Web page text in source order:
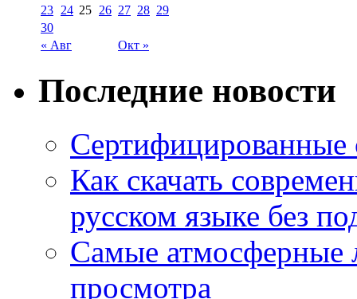
« Авг Окт »
23 24 25 26 27 28 29
30
Последние новости
Как скачать
русском языке без
Самые атмосферные
просмотра